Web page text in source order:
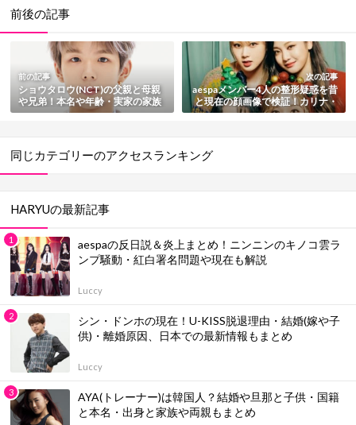
前後の記事
前の記事
ショウタロウ(NCT)の父親と母親
や兄弟！本名や年齢・実家の家族
と生い立ちまとめ
次の記事
aespaメンバー4人の整形疑惑を昔
と現在の顔画像で検証！カリナ・
ジゼル・ウィンター・ニンニン
同じカテゴリーのアクセスランキング
HARYUの最新記事
aespaの反日説＆炎上まとめ！ニンニンのキノコ雲ラ
ンプ騒動・紅白署名問題や現在も解説
Luccy
シン・ドンホの現在！U-KISS脱退理由・結婚(嫁や子
供)・離婚原因、日本での最新情報もまとめ
Luccy
AYA(トレーナー)は韓国人？結婚や旦那と子供・国籍
と本名・出身と家族や両親もまとめ